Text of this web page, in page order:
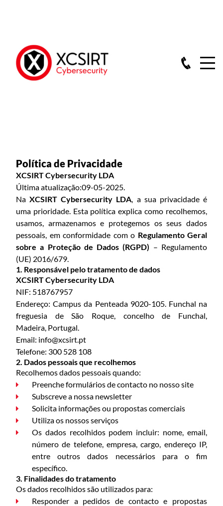
Política de Privacidade
XCSIRT Cybersecurity LDA
Última atualização:09-05-2025.
NaXCSIRT Cybersecurity LDA, a sua privacidade é
uma prioridade. Esta política explica como recolhemos,
usamos, armazenamos e protegemos os seus dados
pessoais, em conformidade com o Regulamento Geral
sobre a Proteção de Dados (RGPD) – Regulamento
(UE) 2016/679.
1. Responsável pelo tratamento de dados
XCSIRT Cybersecurity LDA
NIF: 518767957
Endereço: Campus da Penteada 9020-105. Funchal na
freguesia de São Roque, concelho de Funchal,
Madeira, Portugal.
Email: info@xcsirt.pt
Telefone: 300 528 108
2. Dados pessoais que recolhemos
Recolhemos dados pessoais quando:
Preenche formulários de contacto no nosso site
Subscreve a nossa newsletter
Solicita informações ou propostas comerciais
Utiliza os nossos serviços
Os dados recolhidos podem incluir: nome, email,
número de telefone, empresa, cargo, endereço IP,
entre outros dados necessários para o fim
específico.
3. Finalidades do tratamento
Os dados recolhidos são utilizados para:
Responder a pedidos de contacto e propostas